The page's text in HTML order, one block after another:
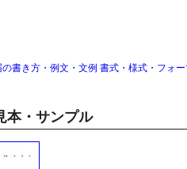
の書き方・例文・文例 書式・様式・フ
本・サンプル